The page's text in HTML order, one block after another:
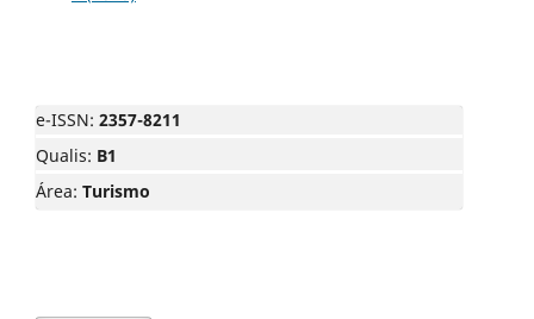
e-ISSN: 2357-8211
Qualis: B1
Área: Turismo